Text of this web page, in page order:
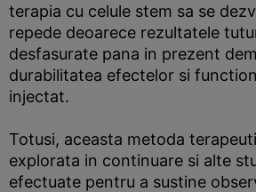
terapia cu celule stem sa se
repede deoarece rezultatele
desfasurate pana in prezent
durabilitatea efectelor si
injectat.
Totusi, aceasta metoda
explorata in continuare si alte
efectuate pentru a sustine